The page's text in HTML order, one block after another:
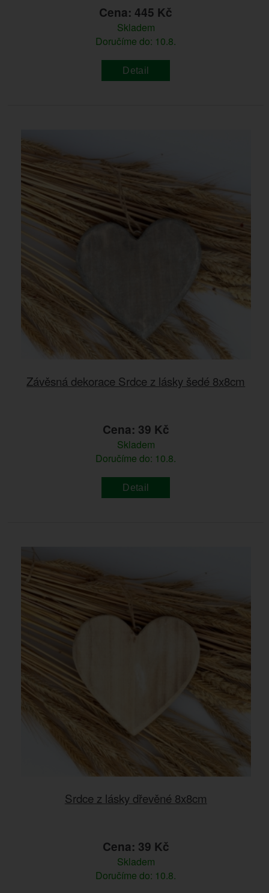
Cena: 445 Kč
Skladem
Doručíme do: 10.8.
Detail
Závěsná dekorace Srdce z lásky šedé 8x8cm
Cena: 39 Kč
Skladem
Doručíme do: 10.8.
Detail
Srdce z lásky dřevěné 8x8cm
Cena: 39 Kč
Skladem
Doručíme do: 10.8.